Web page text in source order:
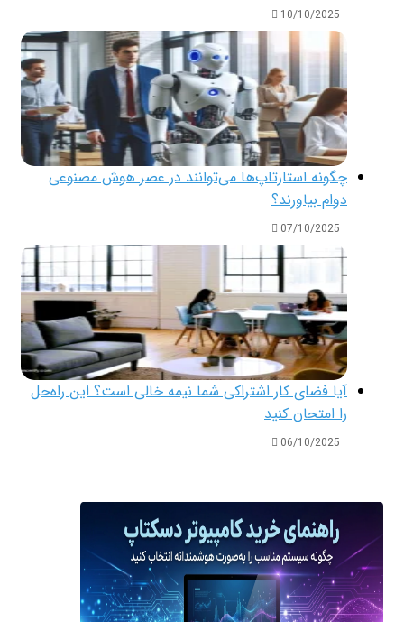
10/10/2025
چگونه استارتاپ‌ها می‌توانند در عصر هوش مصنوعی
دوام بیاورند؟
07/10/2025
آیا فضای کار اشتراکی شما نیمه‌ خالی است؟ این راه‌حل
را امتحان کنید
06/10/2025